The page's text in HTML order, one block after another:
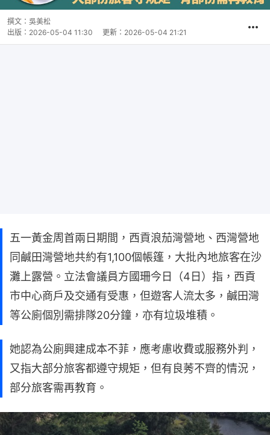
撰文： 吳美松
出版： 2026-05-04 11:30 更新： 2026-05-04 21:21
五一黃金周首兩日期間，西貢浪茄灣營地、西灣營地
同鹹田灣營地共約有1,100個帳篷，大批內地旅客在沙
灘上露營。立法會議員方國珊今日（4日）指，西貢
市中心商戶及交通有受惠，但遊客人流太多，鹹田灣
等公廁個別需排隊20分鐘，亦有垃圾堆積。
她認為公廁興建成本不菲，應考慮收費或服務外判，
又指大部分旅客都遵守規矩，但有良莠不齊的情況，
部分旅客需再教育。